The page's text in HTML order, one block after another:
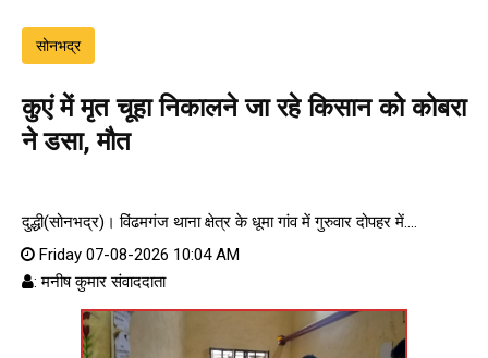
सोनभद्र
कुएं में मृत चूहा निकालने जा रहे किसान को कोबरा
ने डसा, मौत
दुद्धी(सोनभद्र)। विंढमगंज थाना क्षेत्र के धूमा गांव में गुरुवार दोपहर में....
Friday 07-08-2026 10:04 AM
: मनीष कुमार संवाददाता